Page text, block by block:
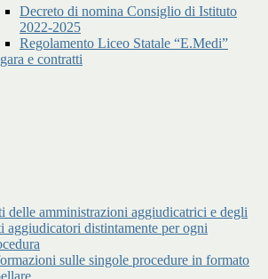
Decreto di nomina Consiglio di Istituto
2022-2025
Regolamento Liceo Statale “E.Medi”
e contratti
delle amministrazioni aggiudicatrici e degli
aggiudicatori distintamente per ogni
sulle singole procedure in formato